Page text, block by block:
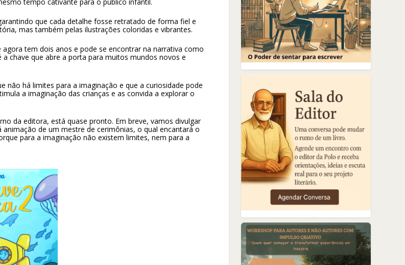
que cada detalhe fosse retratado de forma fiel e
mas também pelas ilustrações coloridas e vibrantes.
tem dois anos e pode se encontrar na narrativa como
chave que abre a porta para muitos mundos novos e
não há limites para a imaginação e que a curiosidade pode
a imaginação das crianças e as convida a explorar o
da editora, está quase pronto. Em breve, vamos divulgar
de um mestre de cerimônias, o qual encantará o
para a imaginação não existem limites, nem para a